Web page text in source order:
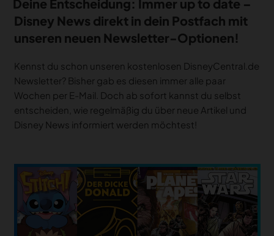
Deine Entscheidung: Immer up to date –
Disney News direkt in dein Postfach mit
unseren neuen Newsletter-Optionen!
Kennst du schon unseren kostenlosen DisneyCentral.de
Newsletter? Bisher gab es diesen immer alle paar
Wochen per E-Mail. Doch ab sofort kannst du selbst
entscheiden, wie regelmäßig du über neue Artikel und
Disney News informiert werden möchtest!